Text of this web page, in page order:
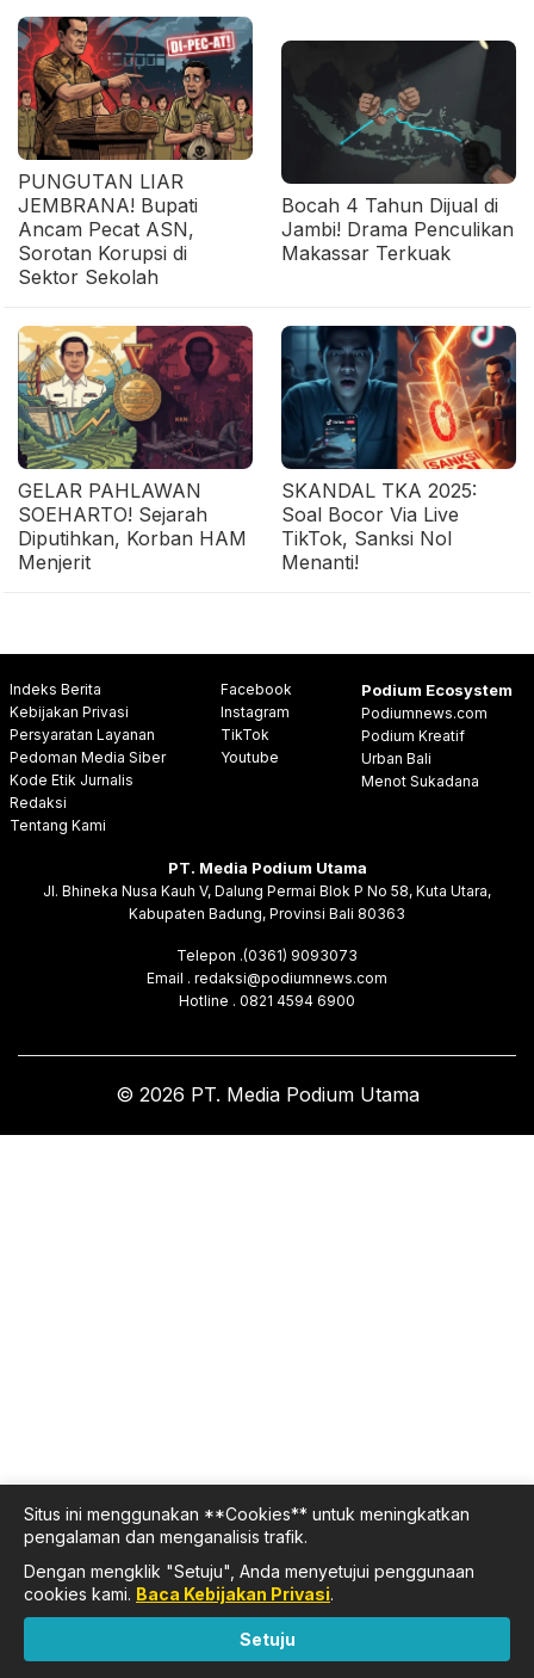
PUNGUTAN LIAR
JEMBRANA! Bupati
Ancam Pecat ASN,
Sorotan Korupsi di
Sektor Sekolah
Bocah 4 Tahun Dijual di
Jambi! Drama Penculikan
Makassar Terkuak
GELAR PAHLAWAN
SOEHARTO! Sejarah
Diputihkan, Korban HAM
Menjerit
SKANDAL TKA 2025:
Soal Bocor Via Live
TikTok, Sanksi Nol
Menanti!
Indeks Berita
Kebijakan Privasi
Persyaratan Layanan
Pedoman Media Siber
Kode Etik Jurnalis
Redaksi
Tentang Kami
Facebook
Instagram
TikTok
Youtube
Podium Ecosystem
Podiumnews.com
Podium Kreatif
Urban Bali
Menot Sukadana
PT. Media Podium Utama
Jl. Bhineka Nusa Kauh V, Dalung Permai Blok P No 58, Kuta Utara,
Kabupaten Badung, Provinsi Bali 80363
Telepon .(0361) 9093073
Email . redaksi@podiumnews.com
Hotline . 0821 4594 6900
© 2026 PT. Media Podium Utama
Situs ini menggunakan **Cookies** untuk meningkatkan
pengalaman dan menganalisis trafik.
Dengan mengklik "Setuju", Anda menyetujui penggunaan
cookies kami. Baca Kebijakan Privasi.
Setuju